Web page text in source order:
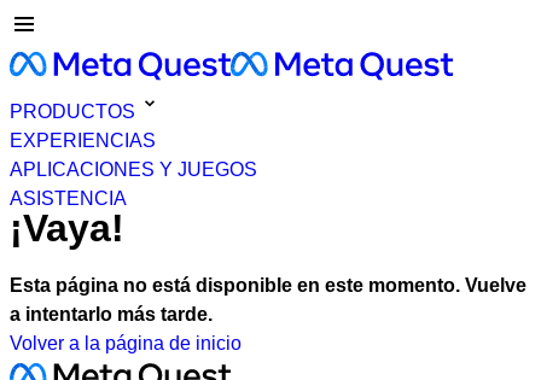
PRODUCTOS
EXPERIENCIAS
APLICACIONES Y JUEGOS
ASISTENCIA
¡Vaya!
Esta página no está disponible en este momento. Vuelve
a intentarlo más tarde.
Volver a la página de inicio